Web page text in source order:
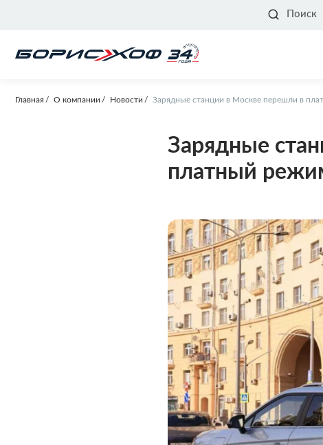
Поиск
Главная О компании Новости Зарядные станции в Москве перешли в
Зарядные
платный